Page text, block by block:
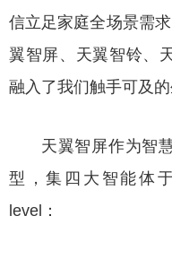
信立足家庭全场景需
翼智屏、天翼智铃、
融入了我们触手可及的
天翼智屏作为智
型，集四大智能体
level：